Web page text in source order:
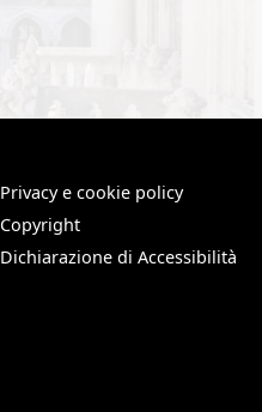
Privacy e cookie policy
Copyright
Dichiarazione di Accessibilità